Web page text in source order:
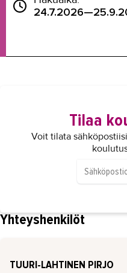
Tilaa
Voit tilata
Yhteyshenkilöt
TUURI-LAHTINEN PIRJO